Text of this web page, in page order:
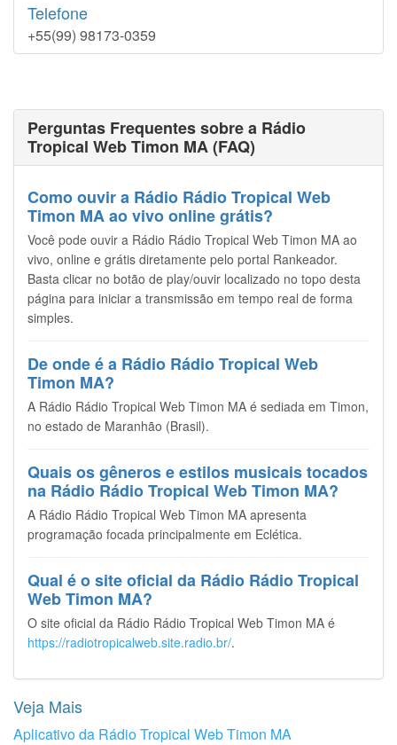
Telefone
+55(99) 98173-0359
Perguntas Frequentes sobre a Rádio
Tropical Web Timon MA (FAQ)
Como ouvir a Rádio Rádio Tropical Web
Timon MA ao vivo online grátis?
Você pode ouvir a Rádio Rádio Tropical Web Timon MA ao
vivo, online e grátis diretamente pelo portal Rankeador.
Basta clicar no botão de play/ouvir localizado no topo desta
página para iniciar a transmissão em tempo real de forma
simples.
De onde é a Rádio Rádio Tropical Web
Timon MA?
A Rádio Rádio Tropical Web Timon MA é sediada em Timon,
no estado de Maranhão (Brasil).
Quais os gêneros e estilos musicais tocados
na Rádio Rádio Tropical Web Timon MA?
A Rádio Rádio Tropical Web Timon MA apresenta
programação focada principalmente em Eclética.
Qual é o site oficial da Rádio Rádio Tropical
Web Timon MA?
O site oficial da Rádio Rádio Tropical Web Timon MA é
https://radiotropicalweb.site.radio.br/.
Veja Mais
Aplicativo da Rádio Tropical Web Timon MA